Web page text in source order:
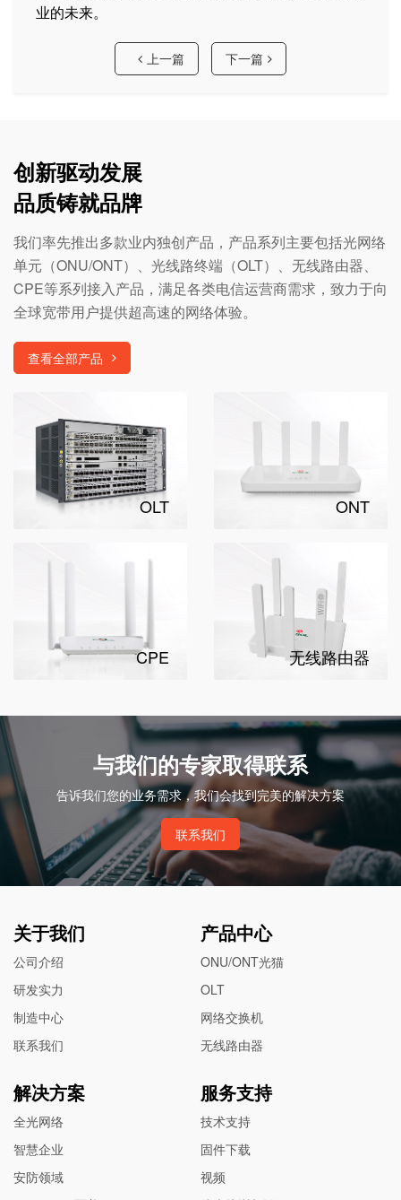
业的未来。
上一篇 下一篇
创新驱动发展
品质铸就品牌
我们率先推出多款业内独创产品，产品系列主要包括光网络
单元（ONU/ONT）、光线路终端（OLT）、无线路由器、
CPE等系列接入产品，满足各类电信运营商需求，致力于向
全球宽带用户提供超高速的网络体验。
查看全部产品
OLT ONT
CPE 无线路由器
与我们的专家取得联系
告诉我们您的业务需求，我们会找到完美的解决方案
联系我们
关于我们
公司介绍
研发实力
制造中心
联系我们
产品中心
ONU/ONT光猫
OLT
网络交换机
无线路由器
解决方案
全光网络
智慧企业
安防领域
服务支持
技术支持
固件下载
视频